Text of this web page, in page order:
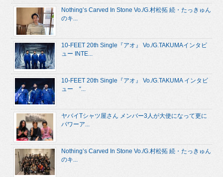
Nothing’s Carved In Stone Vo./G.村松拓 続・たっきゅん
のキ...
10-FEET 20th Single『アオ』 Vo./G.TAKUMAインタビ
ュー INTE...
10-FEET 20th Single『アオ』 Vo./G.TAKUMA インタビ
ュー “...
ヤバイTシャツ屋さん メンバー3人が大使になって更に
パワーア...
Nothing’s Carved In Stone Vo./G.村松拓 続・たっきゅん
のキ...